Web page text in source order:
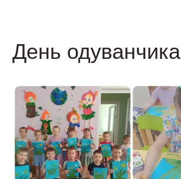
День одуванчика